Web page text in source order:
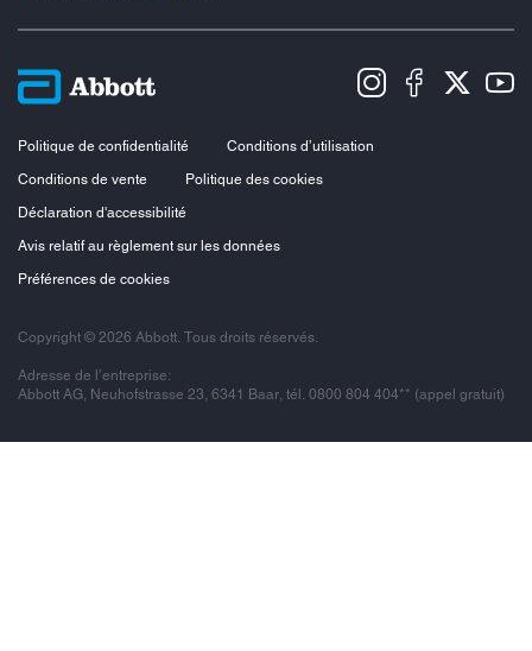
Politique de confidentialité
Conditions d’utilisation
Conditions de vente
Politique des cookies
Déclaration d'accessibilité
Avis relatif au règlement sur les données
Préférences de cookies
Copyright © 2026 Abbott. Tous droits réservés.
Adresse de l’entreprise:
Abbott AG, Neuhofstrasse 23, 6341 Baar, tél. 0800 804 404** (appel gratuit)